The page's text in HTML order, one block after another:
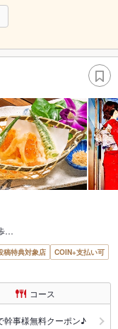
…
稿特典対象店
COIN+支払い可
コース
幹事様無料クーポン♪